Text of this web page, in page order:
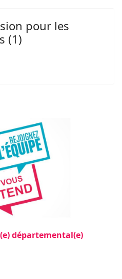
pour les
(1)
départemental(e)